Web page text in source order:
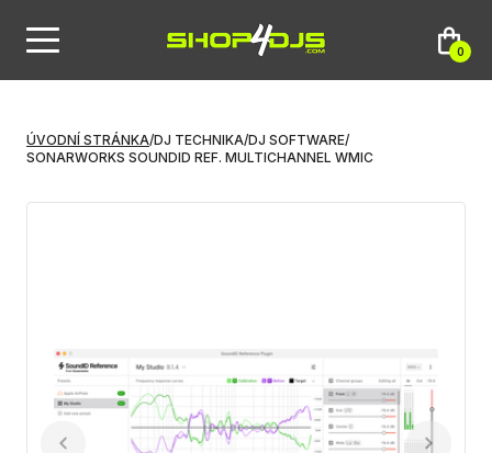
0
ÚVODNÍ STRÁNKA/DJ TECHNIKA/DJ SOFTWARE/
SONARWORKS SOUNDID REF. MULTICHANNEL WMIC